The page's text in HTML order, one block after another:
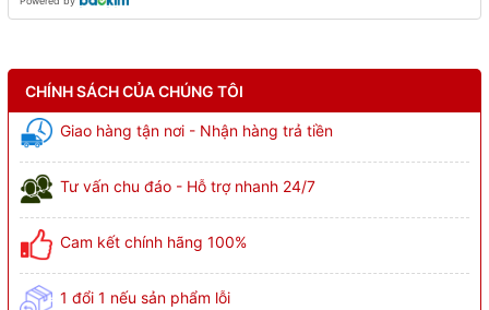
CHÍNH SÁCH CỦA CHÚNG TÔI
Giao hàng tận nơi - Nhận hàng trả tiền
Tư vấn chu đáo - Hỗ trợ nhanh 24/7
Cam kết chính hãng 100%
1 đổi 1 nếu sản phẩm lỗi